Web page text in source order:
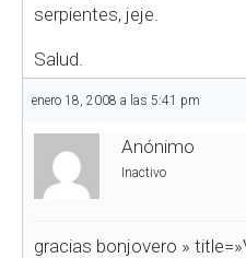
serpientes, jeje.
Salud.
enero 18, 2008 a las 5:41 pm
Anónimo
Inactivo
gracias bonjovero »